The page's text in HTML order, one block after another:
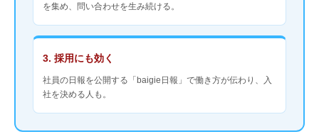
を集め、問い合わせを生み続ける。
3. 採用にも効く
社員の日報を公開する「baigie日報」で働き方が伝わり、入
社を決める人も。